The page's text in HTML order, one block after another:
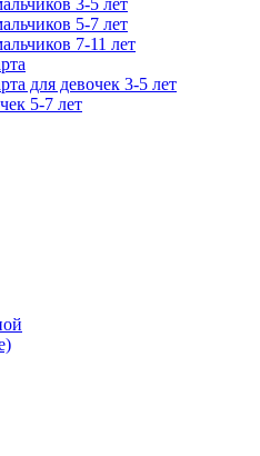
3-5 лет
5-7 лет
7-11 лет
для девочек 3-5 лет
5-7 лет